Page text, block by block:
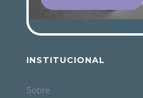
INSTITUCIONAL
Sobre